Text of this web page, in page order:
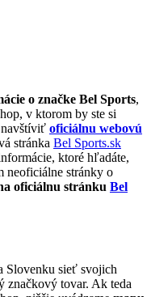
o značke Bel Sports,
v ktorom by ste si
oficiálnu webovú
stránka Bel Sports.sk
ktoré hľadáte,
neoficiálne stránky o
oficiálnu stránku Bel
Slovenku sieť svojich
značkový tovar. Ak teda